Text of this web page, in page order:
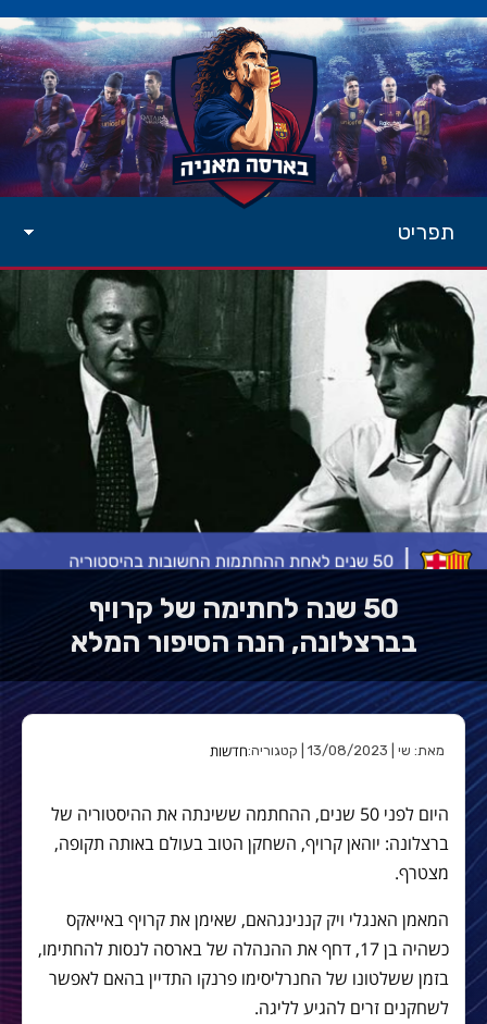
תפריט
50 שנה לחתימה של קרויף
בברצלונה, הנה הסיפור המלא
מאת: שי | 13/08/2023 | קטגוריה: חדשות
היום לפני 50 שנים, ההחתמה ששינתה את ההיסטוריה של
ברצלונה: יוהאן קרויף, השחקן הטוב בעולם באותה תקופה,
מצטרף.
המאמן האנגלי ויק קננינגהאם, שאימן את קרויף באייאקס
כשהיה בן 17, דחף את ההנהלה של בארסה לנסות להחתימו,
בזמן ששלטונו של החנרליסימו פרנקו התדיין בהאם לאפשר
לשחקנים זרים להגיע לליגה.